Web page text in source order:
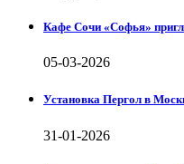
Кафе Сочи «Софья»
05-03-2026
Установка Пергол в
31-01-2026